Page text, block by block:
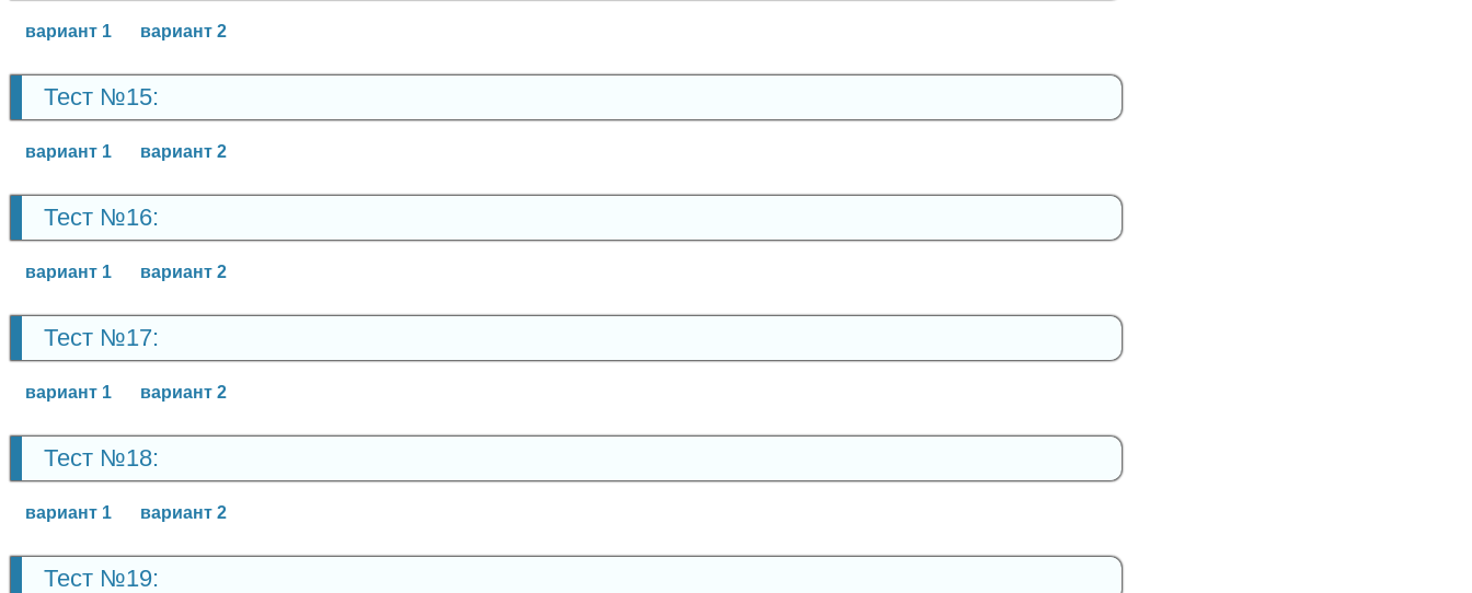
вариант 1 вариант 2
Тест №15:
вариант 1 вариант 2
Тест №16:
вариант 1 вариант 2
Тест №17:
вариант 1 вариант 2
Тест №18:
вариант 1 вариант 2
Тест №19: